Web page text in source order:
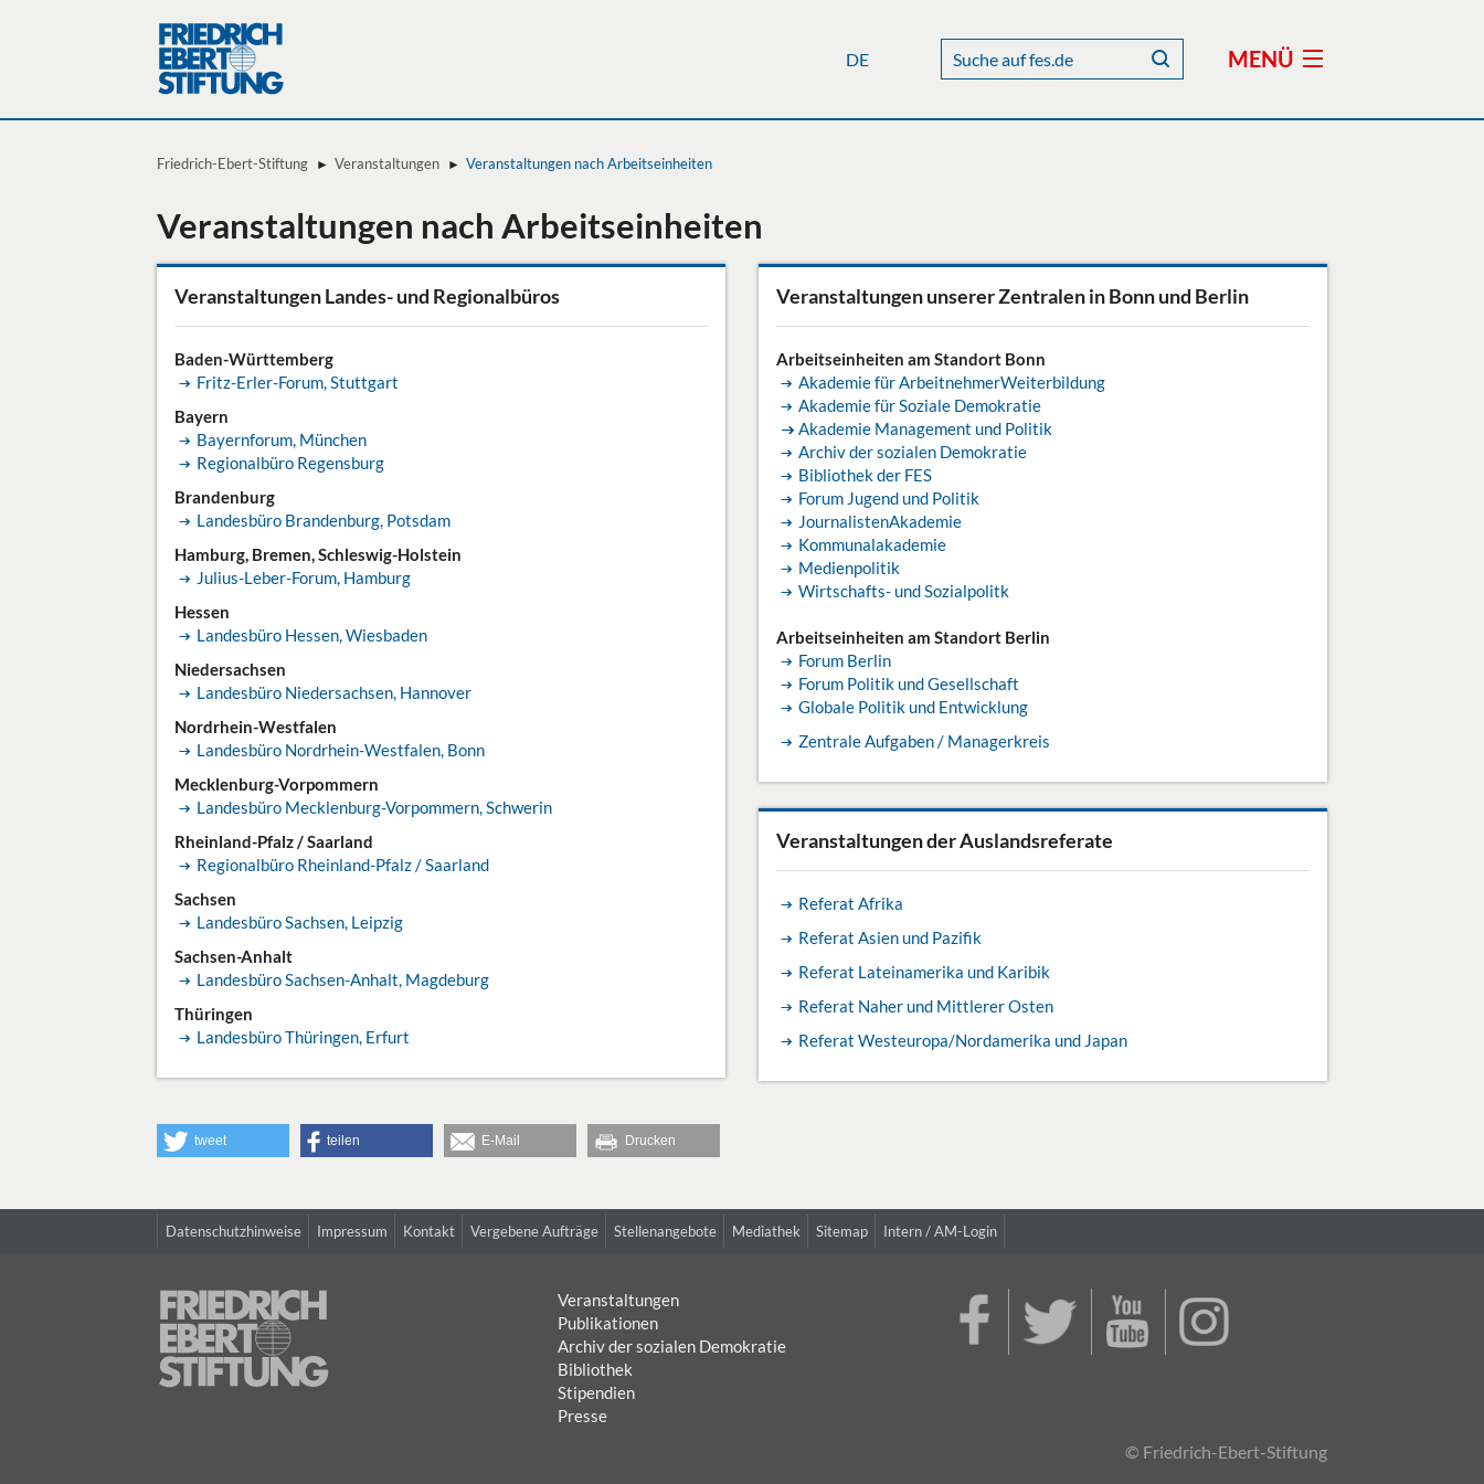
DE MENÜ
Friedrich-Ebert-Stiftung Veranstaltungen Veranstaltungen nach Arbeitseinheiten
Veranstaltungen nach Arbeitseinheiten
Veranstaltungen Landes- und Regionalbüros
Baden-Württemberg
Fritz-Erler-Forum, Stuttgart
Bayern
Bayernforum, München
Regionalbüro Regensburg
Brandenburg
Landesbüro Brandenburg, Potsdam
Hamburg, Bremen, Schleswig-Holstein
Julius-Leber-Forum, Hamburg
Hessen
Landesbüro Hessen, Wiesbaden
Niedersachsen
Landesbüro Niedersachsen, Hannover
Nordrhein-Westfalen
Landesbüro Nordrhein-Westfalen, Bonn
Mecklenburg-Vorpommern
Landesbüro Mecklenburg-Vorpommern, Schwerin
Rheinland-Pfalz / Saarland
Regionalbüro Rheinland-Pfalz / Saarland
Sachsen
Landesbüro Sachsen, Leipzig
Sachsen-Anhalt
Landesbüro Sachsen-Anhalt, Magdeburg
Thüringen
Landesbüro Thüringen, Erfurt
Veranstaltungen unserer Zentralen in Bonn und Berlin
Arbeitseinheiten am Standort Bonn
Akademie für ArbeitnehmerWeiterbildung
Akademie für Soziale Demokratie
Akademie Management und Politik
Archiv der sozialen Demokratie
Bibliothek der FES
Forum Jugend und Politik
JournalistenAkademie
Kommunalakademie
Medienpolitik
Wirtschafts- und Sozialpolitk
Arbeitseinheiten am Standort Berlin
Forum Berlin
Forum Politik und Gesellschaft
Globale Politik und Entwicklung
Zentrale Aufgaben / Managerkreis
Veranstaltungen der Auslandsreferate
Referat Afrika
Referat Asien und Pazifik
Referat Lateinamerika und Karibik
Referat Naher und Mittlerer Osten
Referat Westeuropa/Nordamerika und Japan
tweet teilen E-Mail Drucken
Datenschutzhinweise Impressum Kontakt Vergebene Aufträge Stellenangebote Mediathek Sitemap Intern / AM-Login
Veranstaltungen
Publikationen
Archiv der sozialen Demokratie
Bibliothek
Stipendien
Presse
© Friedrich-Ebert-Stiftung